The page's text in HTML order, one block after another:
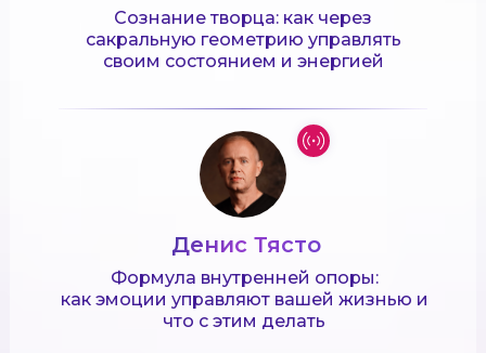
Сознание творца: как через
сакральную геометрию управлять
своим состоянием и энергией
Денис Тясто
Формула внутренней опоры:
как эмоции управляют вашей жизнью и
что с этим делать